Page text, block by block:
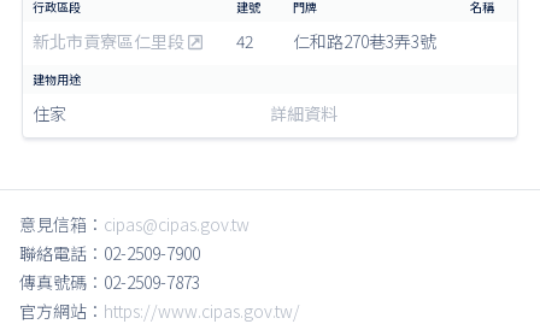
新北市貢寮區仁里段 42 仁和路270巷3弄3號
住家 詳細資料
意見信箱： cipas@cipas.gov.tw
聯絡電話：02-2509-7900
傳真號碼：02-2509-7873
官方網站： https://www.cipas.gov.tw/